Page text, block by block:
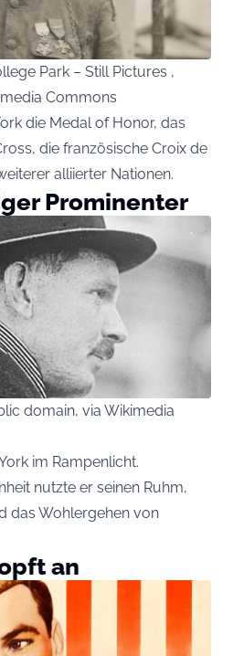
Park – Still Pictures ,
Commons
die Medal of Honor, das
die französische Croix de
alliierter Nationen.
Prominenter
domain, via Wikimedia
im Rampenlicht.
nutzte er seinen Ruhm,
das Wohlergehen von
an